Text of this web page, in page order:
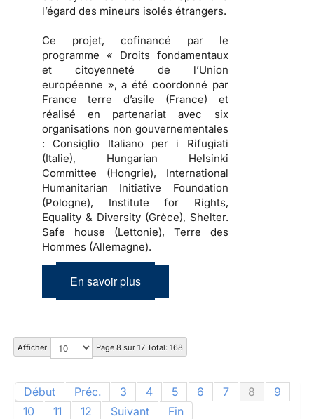
l’égard des mineurs isolés étrangers.
Ce projet, cofinancé par le
programme « Droits fondamentaux
et citoyenneté de l’Union
européenne », a été coordonné par
France terre d’asile (France) et
réalisé en partenariat avec six
organisations non gouvernementales
: Consiglio Italiano per i Rifugiati
(Italie), Hungarian Helsinki
Committee (Hongrie), International
Humanitarian Initiative Foundation
(Pologne), Institute for Rights,
Equality & Diversity (Grèce), Shelter.
Safe house (Lettonie), Terre des
Hommes (Allemagne).
En savoir plus
Afficher Page 8 sur 17 Total: 168
Début Préc. 3 4 5 6 7 8
9
10
11 12 Suivant Fin